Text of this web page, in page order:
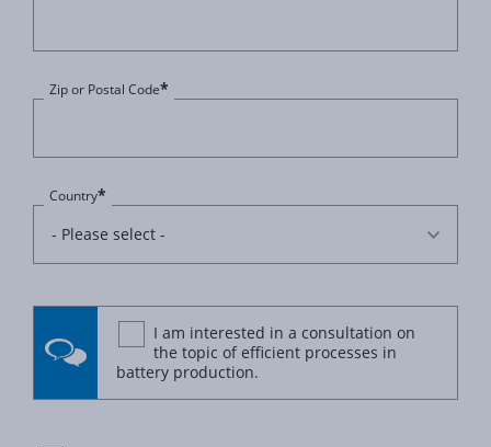
Zip or Postal Code*
Country*
I am interested in a consultation on
the topic of efficient processes in
battery production.